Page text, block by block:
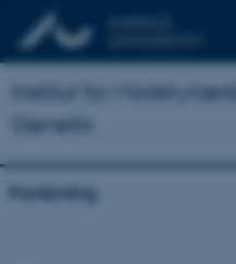
Institut for
Genetik
Forskning